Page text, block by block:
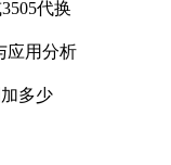
代换
应用分析
多少